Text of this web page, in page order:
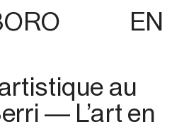
EN
au
— L’art en